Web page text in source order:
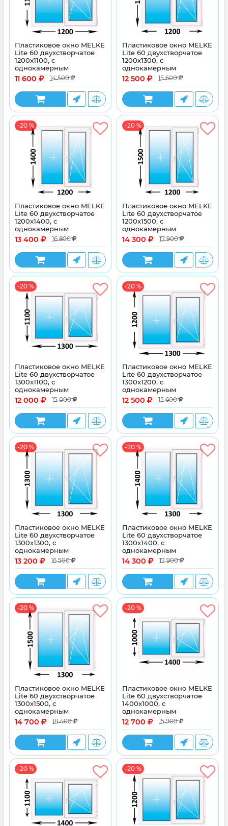
Пластиковое окно MELKE
Lite 60 двухстворчатое
1200x1100, с
однокамерным
энергосберегающим
стеклопакетом
11 600 14 500
Пластиковое окно MELKE
Lite 60 двухстворчатое
1200x1300, с
однокамерным
энергосберегающим
стеклопакетом
12 500 15 600
-20 %
Пластиковое окно MELKE
Lite 60 двухстворчатое
1200x1400, с
однокамерным
энергосберегающим
стеклопакетом
13 400 16 800
-20 %
Пластиковое окно MELKE
Lite 60 двухстворчатое
1200x1500, с
однокамерным
энергосберегающим
стеклопакетом
14 300 17 900
-20 %
Пластиковое окно MELKE
Lite 60 двухстворчатое
1300x1100, с
однокамерным
энергосберегающим
стеклопакетом
12 000 15 000
-20 %
Пластиковое окно MELKE
Lite 60 двухстворчатое
1300x1200, с
однокамерным
энергосберегающим
стеклопакетом
12 500 15 600
-20 %
Пластиковое окно MELKE
Lite 60 двухстворчатое
1300x1300, с
однокамерным
энергосберегающим
стеклопакетом
13 200 16 500
-20 %
Пластиковое окно MELKE
Lite 60 двухстворчатое
1300x1400, с
однокамерным
энергосберегающим
стеклопакетом
14 300 17 900
-20 %
Пластиковое окно MELKE
Lite 60 двухстворчатое
1300x1500, с
однокамерным
энергосберегающим
стеклопакетом
14 700 18 400
-20 %
Пластиковое окно MELKE
Lite 60 двухстворчатое
1400x1000, с
однокамерным
энергосберегающим
стеклопакетом
12 700 15 900
-20 % -20 %